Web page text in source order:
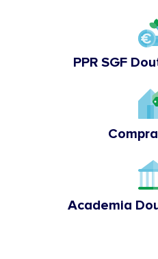
PPR SGF
Academia